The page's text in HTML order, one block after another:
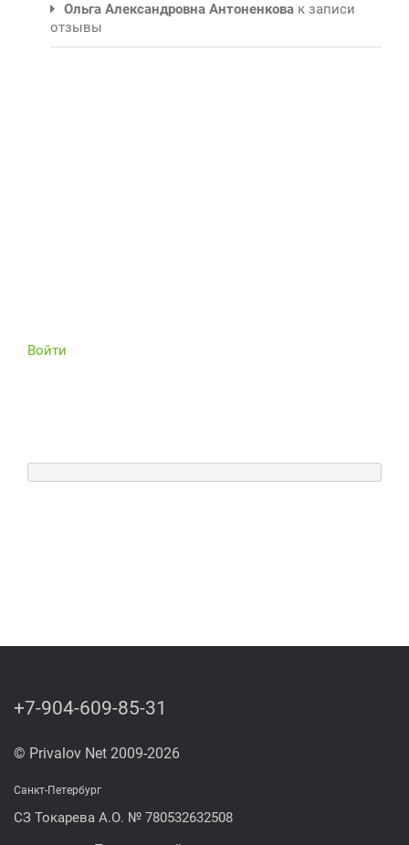
Ольга Александровна Антоненкова к записи
отзывы
Войти
+7-904-609-85-31
© Privalov Net 2009-2026
Санкт-Петербург
СЗ Токарева А.О. № 780532632508